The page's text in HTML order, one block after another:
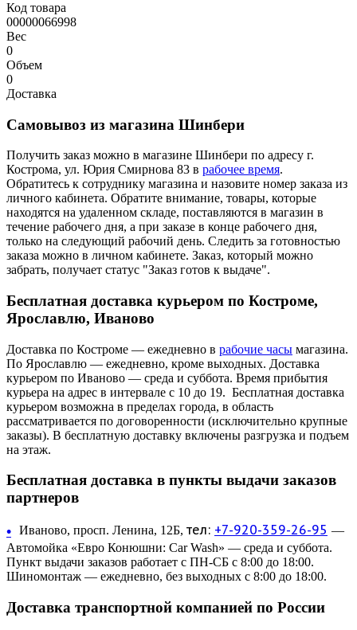
Код товара
00000066998
Вес
0
Объем
0
Доставка
Самовывоз из магазина Шинбери
Получить заказ можно в магазине Шинбери по адресу г.
Кострома, ул. Юрия Смирнова 83 в рабочее время.
Обратитесь к сотруднику магазина и назовите номер заказа из
личного кабинета. Обратите внимание, товары, которые
находятся на удаленном складе, поставляются в магазин в
течение рабочего дня, а при заказе в конце рабочего дня,
только на следующий рабочий день. Следить за готовностью
заказа можно в личном кабинете. Заказ, который можно
забрать, получает статус "Заказ готов к выдаче".
Бесплатная доставка курьером по Костроме,
Ярославлю, Иваново
Доставка по Костроме — ежедневно в рабочие часы магазина.
По Ярославлю — ежедневно, кроме выходных. Доставка
курьером по Иваново — среда и суббота. Время прибытия
курьера на адрес в интервале с 10 до 19. Бесплатная доставка
курьером возможна в пределах города, в область
рассматривается по договоренности (исключительно крупные
заказы). В бесплатную доставку включены разгрузка и подъем
на этаж.
Бесплатная доставка в пункты выдачи заказов
партнеров
• Иваново, просп. Ленина, 12Б, тел: +7-920-359-26-95 —
Автомойка «Евро Конюшни: Car Wash» — среда и суббота.
Пункт выдачи заказов работает с ПН-СБ с 8:00 до 18:00.
Шиномонтаж — ежедневно, без выходных с 8:00 до 18:00.
Доставка транспортной компанией по России